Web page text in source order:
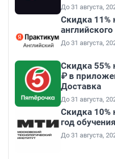
До 31 августа,
Скидка 11%
английского
До 31 августа,
Скидка 55%
₽ в
Доставка
До 31 августа,
Скидка
год обучения
До 31 августа,